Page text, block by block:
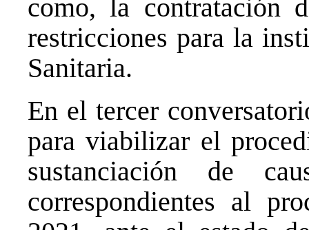
como, la contratación
restricciones para la
Sanitaria.
En el tercer
para viabilizar el
sustanciación de
correspondientes al